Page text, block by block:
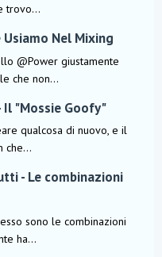
trovo...
Nel Mixing
@Power giustamente
che non...
"Mossie Goofy"
qualcosa di nuovo, e il
che...
- Le combinazioni
sono le combinazioni
ha...